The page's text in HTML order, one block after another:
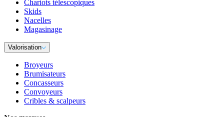
Chariots télescopiques
Skids
Nacelles
Magasinage
Valorisation
Broyeurs
Brumisateurs
Concasseurs
Convoyeurs
Cribles & scalpeurs